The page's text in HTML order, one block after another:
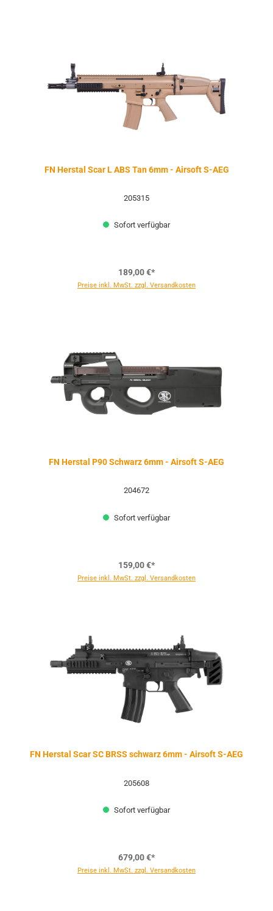
FN Herstal Scar L ABS Tan 6mm - Airsoft S-AEG
205315
Sofort verfügbar
189,00 €*
Preise inkl. MwSt. zzgl. Versandkosten
FN Herstal P90 Schwarz 6mm - Airsoft S-AEG
204672
Sofort verfügbar
159,00 €*
Preise inkl. MwSt. zzgl. Versandkosten
FN Herstal Scar SC BRSS schwarz 6mm - Airsoft S-AEG
205608
Sofort verfügbar
679,00 €*
Preise inkl. MwSt. zzgl. Versandkosten